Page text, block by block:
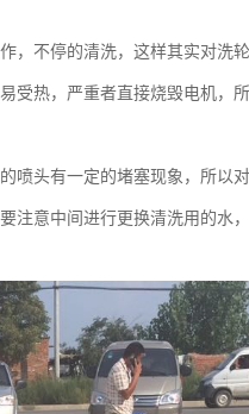
，不停的清洗，这样其实对洗
受热，严重者直接烧毁电机，
喷头有一定的堵塞现象，所以
注意中间进行更换清洗用的水